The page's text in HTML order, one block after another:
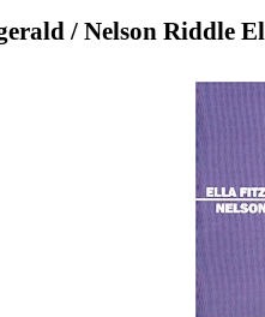
/ Nelson Riddle